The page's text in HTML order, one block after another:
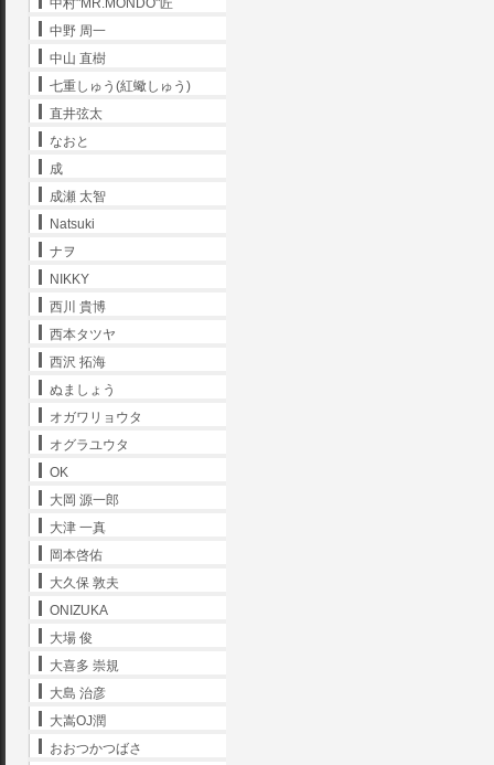
中村"MR.MONDO"匠
中野 周一
中山 直樹
七重しゅう(紅蠍しゅう)
直井弦太
なおと
成
成瀬 太智
Natsuki
ナヲ
NIKKY
西川 貴博
西本タツヤ
西沢 拓海
ぬましょう
オガワリョウタ
オグラユウタ
OK
大岡 源一郎
大津 一真
岡本啓佑
大久保 敦夫
ONIZUKA
大場 俊
大喜多 崇規
大島 治彦
大嵩OJ潤
おおつかつばさ